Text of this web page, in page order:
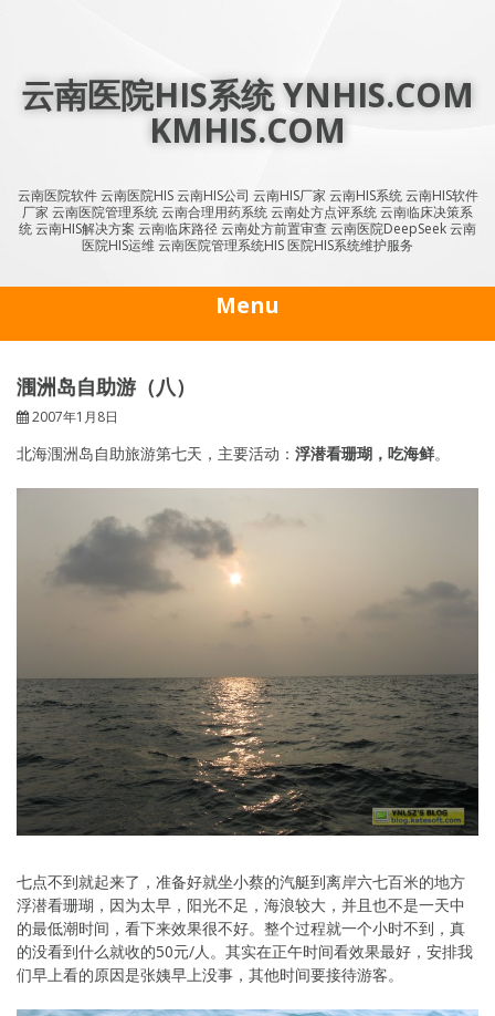
云南医院HIS系统 YNHIS.COM
KMHIS.COM
云南医院软件 云南医院HIS 云南HIS公司 云南HIS厂家 云南HIS系统 云南HIS软件
厂家 云南医院管理系统 云南合理用药系统 云南处方点评系统 云南临床决策系
统 云南HIS解决方案 云南临床路径 云南处方前置审查 云南医院DeepSeek 云南
医院HIS运维 云南医院管理系统HIS 医院HIS系统维护服务
Menu
涠洲岛自助游（八）
2007年1月8日
北海涠洲岛自助旅游第七天，主要活动： 浮潜看珊瑚，吃海鲜。
七点不到就起来了，准备好就坐小蔡的汽艇到离岸六七百米的地方
浮潜看珊瑚，因为太早，阳光不足，海浪较大，并且也不是一天中
的最低潮时间，看下来效果很不好。整个过程就一个小时不到，真
的没看到什么就收的50元/人。其实在正午时间看效果最好，安排我
们早上看的原因是张姨早上没事，其他时间要接待游客。